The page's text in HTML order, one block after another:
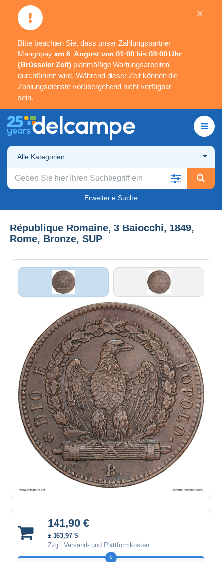
Bitte beachten Sie, dass unser Zahlungspartner
Mangopay am 6. August von 01:00 bis 03:00 Uhr
(Brüsseler Zeit) planmäßige Wartungsarbeiten
durchführen wird. Während dieser Zeit können die
Zahlungsdienste vorübergehend nicht verfügbar
sein.
×
Alle Kategorien
Erweiterte Suche
République Romaine, 3 Baiocchi, 1849,
Rome, Bronze, SUP
141,90 €
± 163,97 $
Zzgl. Versand- und Plattformkosten